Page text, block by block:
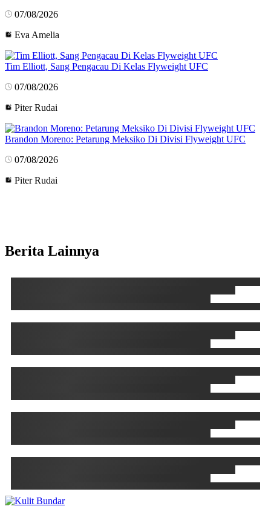
07/08/2026
Eva Amelia
Tim Elliott, Sang Pengacau Di Kelas Flyweight UFC
07/08/2026
Piter Rudai
Brandon Moreno: Petarung Meksiko Di Divisi Flyweight UFC
07/08/2026
Piter Rudai
Berita Lainnya